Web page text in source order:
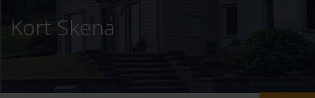
Kort Skena